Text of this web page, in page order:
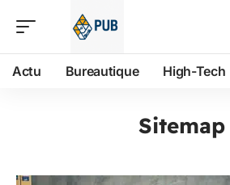
Actu Bureautique High-Tech
Sitemap